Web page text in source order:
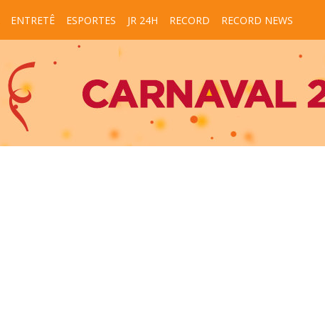
ENTRETÊ ESPORTES JR 24H RECORD RECORD NEWS